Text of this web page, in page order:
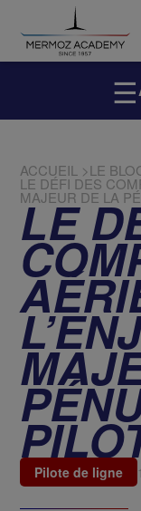
☰
ACCUEIL >LE
LE DÉFI DES
MAJEUR DE LA
LE
Pilote de ligne